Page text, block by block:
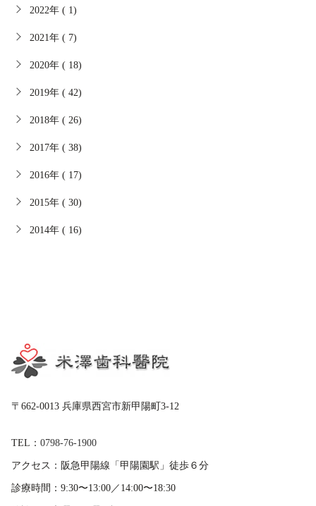
2022年 ( 1)
2021年 ( 7)
2020年 ( 18)
2019年 ( 42)
2018年 ( 26)
2017年 ( 38)
2016年 ( 17)
2015年 ( 30)
2014年 ( 16)
〒662-0013 兵庫県西宮市新甲陽町3-12
TEL： 0798-76-1900
アクセス： 阪急甲陽線「甲陽園駅」徒歩６分
診療時間： 9:30〜13:00／14:00〜18:30